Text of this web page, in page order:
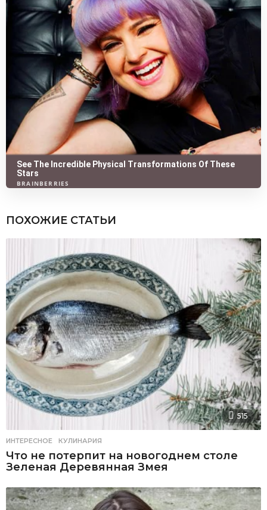
ПОХОЖИЕ СТАТЬИ
515
ИНТЕРЕСНОЕ ,КУЛИНАРИЯ
Что не потерпит на новогоднем столе
Зеленая Деревянная Змея